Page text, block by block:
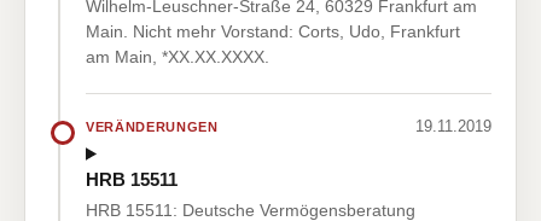
Wilhelm-Leuschner-Straße 24, 60329 Frankfurt am
Main. Nicht mehr Vorstand: Corts, Udo, Frankfurt
am Main, *XX.XX.XXXX.
VERÄNDERUNGEN 19.11.2019
HRB 15511
HRB 15511: Deutsche Vermögensberatung